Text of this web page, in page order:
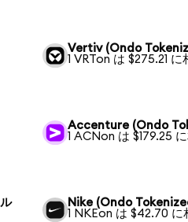
Vertiv (Ondo
1 VRTon は $275.21 に
Accenture (Ondo
1 ACNon は $179.25
Nike (Ondo
1 NKEon は $42.70 に